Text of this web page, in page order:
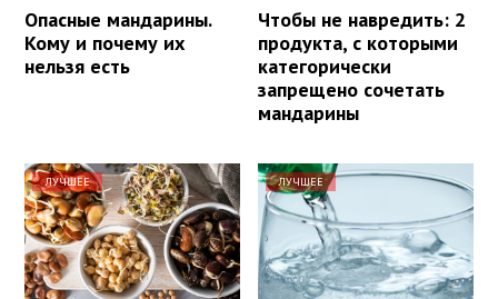
Опасные мандарины.
Кому и почему их
нельзя есть
Чтобы не навредить: 2
продукта, с которыми
категорически
запрещено сочетать
мандарины
ЛУЧШЕЕ ЛУЧШЕЕ